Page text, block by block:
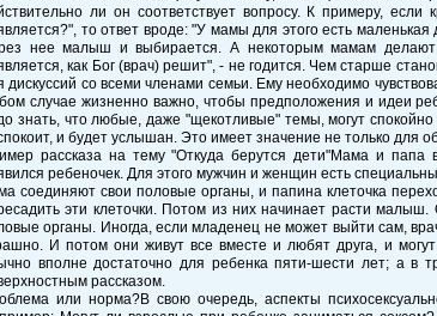
ли он соответствует вопросу. К примеру,
то ответ вроде: "У мамы для этого есть
нее малыш и выбирается. А некоторым мамам
как Бог (врач) решит", - не годится. Чем старше
дискуссий со всеми членами семьи. Ему необходимо
случае жизненно важно, чтобы предположения и идеи
знать, что любые, даже "щекотливые" темы, могут
и будет услышан. Это имеет значение не только для
рассказа на тему "Откуда берутся дети"Мама и папа
ребеночек. Для этого мужчин и женщин есть
соединяют свои половые органы, и папина клеточка
эти клеточки. Потом из них начинает расти
органы. Иногда, если младенец не может выйти сам,
И потом они живут все вместе и любят друга, и
вполне достаточно для ребенка пяти-шести лет; а в
рассказом.
или норма?В свою очередь, аспекты